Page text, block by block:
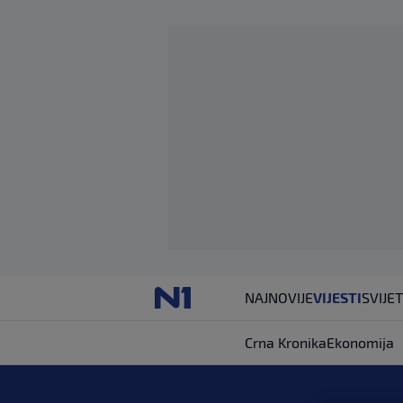
NAJNOVIJEVIJESTISVIJET
Crna KronikaEkonomija